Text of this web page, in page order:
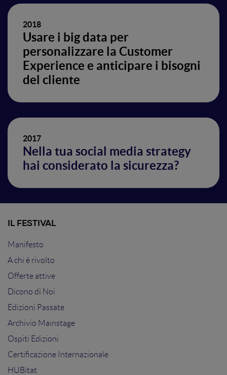
2018
Usare i big data per
personalizzare la Customer
Experience e anticipare i bisogni
del cliente
2017
Nella tua social media strategy
hai considerato la sicurezza?
IL FESTIVAL
Manifesto
A chi è rivolto
Offerte attive
Dicono di Noi
Edizioni Passate
Archivio Mainstage
Ospiti Edizioni
Certificazione Internazionale
HUBitat